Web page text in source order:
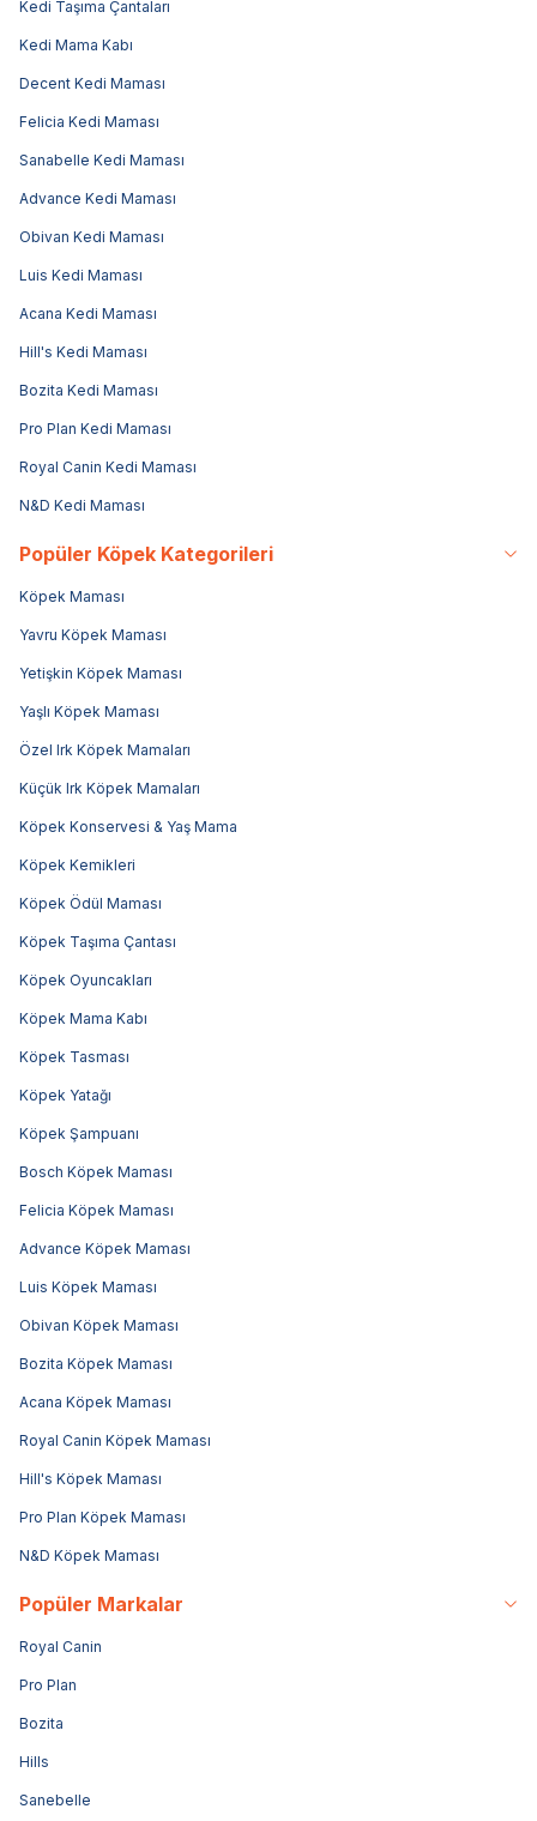
Kedi Taşıma Çantaları
Kedi Mama Kabı
Decent Kedi Maması
Felicia Kedi Maması
Sanabelle Kedi Maması
Advance Kedi Maması
Obivan Kedi Maması
Luis Kedi Maması
Acana Kedi Maması
Hill's Kedi Maması
Bozita Kedi Maması
Pro Plan Kedi Maması
Royal Canin Kedi Maması
N&D Kedi Maması
Popüler Köpek Kategorileri
Köpek Maması
Yavru Köpek Maması
Yetişkin Köpek Maması
Yaşlı Köpek Maması
Özel Irk Köpek Mamaları
Küçük Irk Köpek Mamaları
Köpek Konservesi & Yaş Mama
Köpek Kemikleri
Köpek Ödül Maması
Köpek Taşıma Çantası
Köpek Oyuncakları
Köpek Mama Kabı
Köpek Tasması
Köpek Yatağı
Köpek Şampuanı
Bosch Köpek Maması
Felicia Köpek Maması
Advance Köpek Maması
Luis Köpek Maması
Obivan Köpek Maması
Bozita Köpek Maması
Acana Köpek Maması
Royal Canin Köpek Maması
Hill's Köpek Maması
Pro Plan Köpek Maması
N&D Köpek Maması
Popüler Markalar
Royal Canin
Pro Plan
Bozita
Hills
Sanebelle